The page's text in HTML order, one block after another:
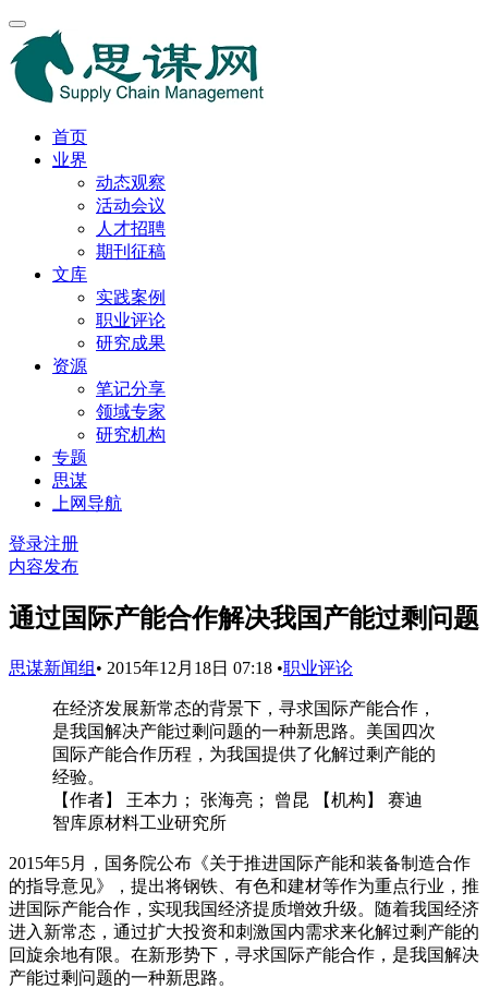
首页
业界
动态观察
活动会议
人才招聘
期刊征稿
文库
实践案例
职业评论
研究成果
资源
笔记分享
领域专家
研究机构
专题
思谋
上网导航
登录注册
内容发布
通过国际产能合作解决我国产能过剩问题
思谋新闻组 • 2015年12月18日 07:18 •职业评论
在经济发展新常态的背景下，寻求国际产能合作，
是我国解决产能过剩问题的一种新思路。美国四次
国际产能合作历程，为我国提供了化解过剩产能的
经验。
【作者】 王本力； 张海亮； 曾昆 【机构】 赛迪
智库原材料工业研究所
2015年5月，国务院公布《关于推进国际产能和装备制造合作
的指导意见》，提出将钢铁、有色和建材等作为重点行业，推
进国际产能合作，实现我国经济提质增效升级。随着我国经济
进入新常态，通过扩大投资和刺激国内需求来化解过剩产能的
回旋余地有限。在新形势下，寻求国际产能合作，是我国解决
产能过剩问题的一种新思路。